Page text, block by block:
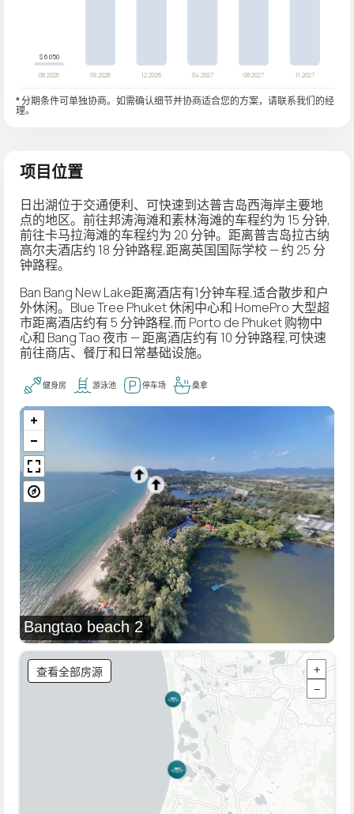
* 分期条件可单独协商。如需确认细节并协商适合您的方案，请联系我们的经
理。
项目位置
日出湖位于交通便利、可快速到达普吉岛西海岸主要地
点的地区。前往邦涛海滩和素林海滩的车程约为 15 分钟,
前往卡马拉海滩的车程约为 20 分钟。距离普吉岛拉古纳
高尔夫酒店约 18 分钟路程,距离英国国际学校 — 约 25 分
钟路程。
Ban Bang New Lake距离酒店有1分钟车程,适合散步和户
外休闲。Blue Tree Phuket 休闲中心和 HomePro 大型超
市距离酒店约有 5 分钟路程,而 Porto de Phuket 购物中
心和 Bang Tao 夜市 — 距离酒店约有 10 分钟路程,可快速
前往商店、餐厅和日常基础设施。
健身房 游泳池 停车场 桑拿
Bangtao beach 2
查看全部房源
+
−